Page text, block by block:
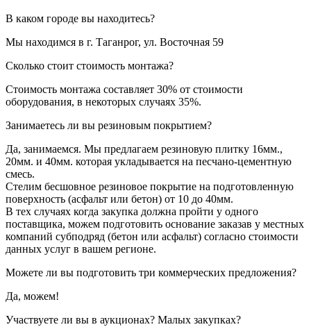
В каком городе вы находитесь?
Мы находимся в г. Таганрог, ул. Восточная 59
Сколько стоит стоимость монтажа?
Стоимость монтажа составляет 30% от стоимости
оборудования, в некоторых случаях 35%.
Занимаетесь ли вы резиновым покрытием?
Да, занимаемся. Мы предлагаем резиновую плитку 16мм.,
20мм. и 40мм. которая укладывается на песчано-цементную
смесь.
Стелим бесшовное резиновое покрытие на подготовленную
поверхность (асфальт или бетон) от 10 до 40мм.
В тех случаях когда закупка должна пройти у одного
поставщика, можем подготовить основание заказав у местных
компаний субподряд (бетон или асфальт) согласно стоимости
данных услуг в вашем регионе.
Можете ли вы подготовить три коммерческих предложения?
Да, можем!
Участвуете ли вы в аукционах? Малых закупках?